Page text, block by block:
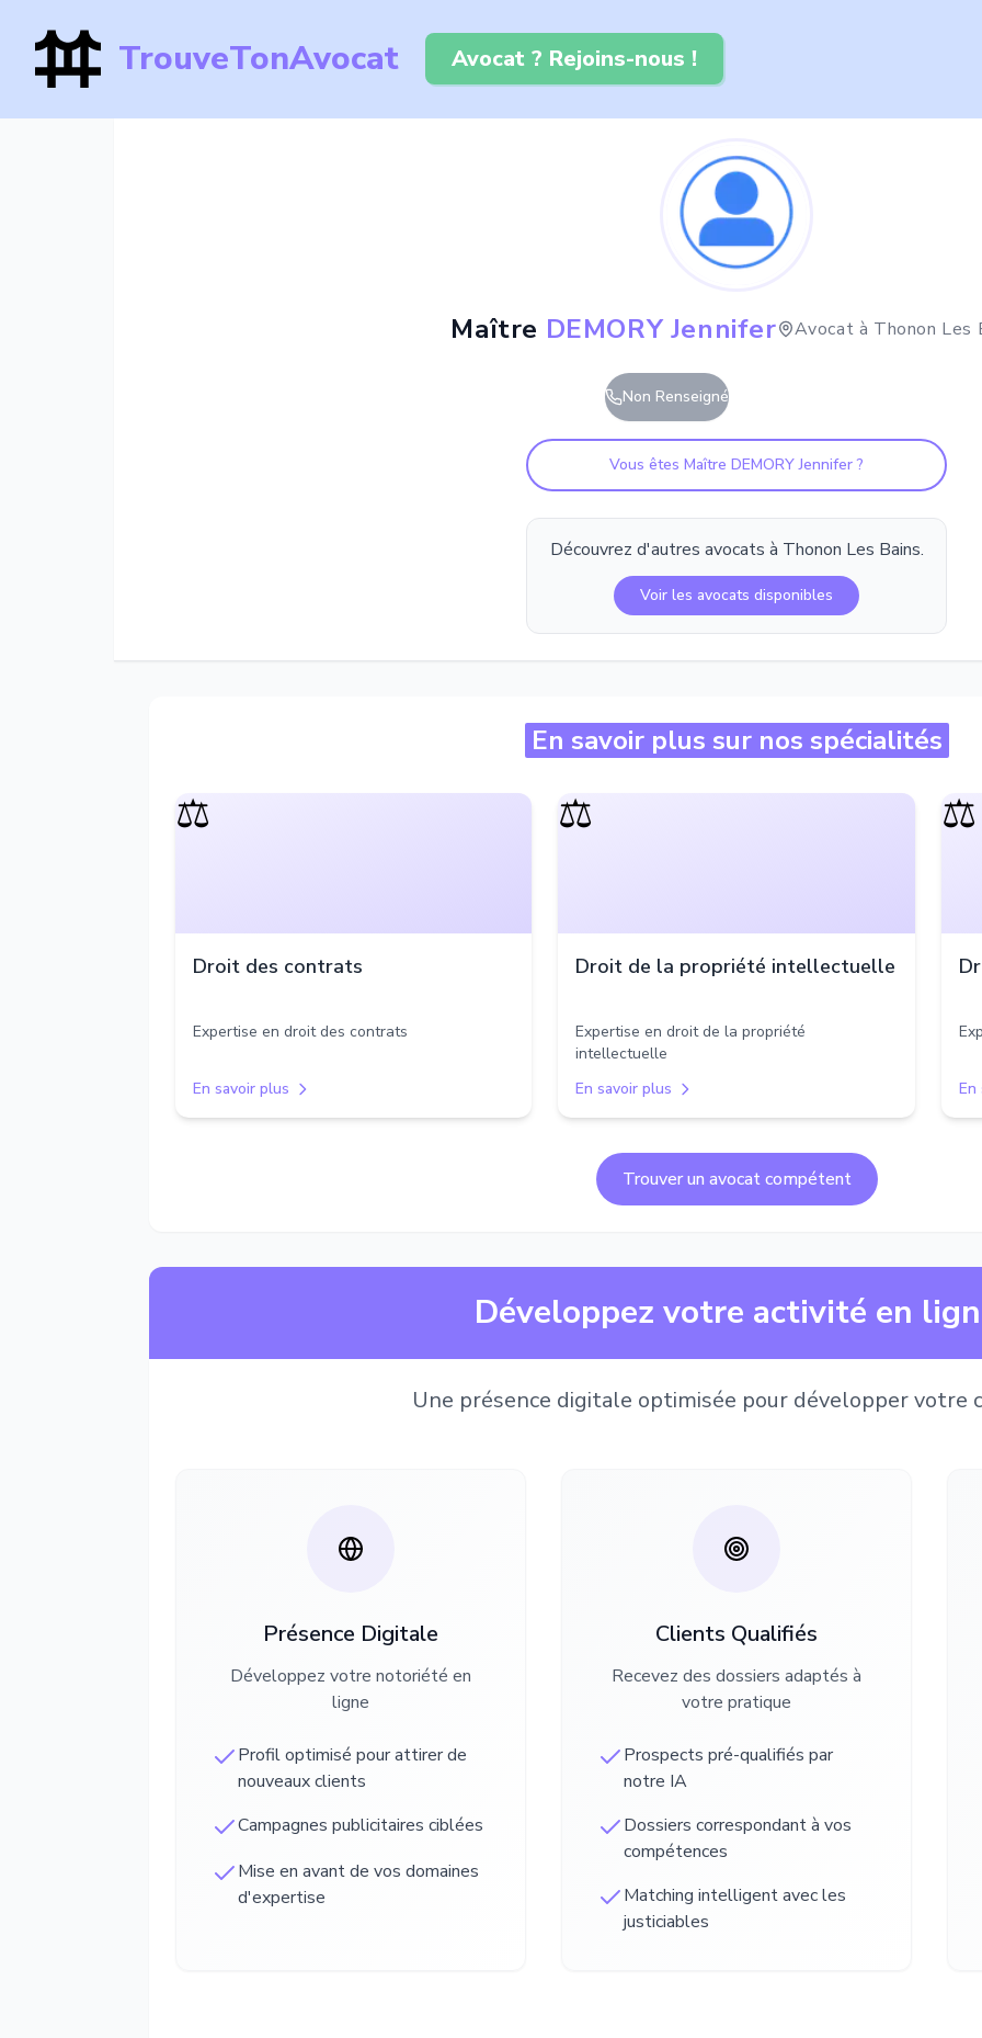
TrouveTonAvocat Avocat ? Rejoins-nous !
Maître DEMORY Jennifer Avocat à Thonon Les
Non Renseigné
Vous êtes Maître DEMORY Jennifer?
Découvrez d'autres avocats à Thonon Les Bains.
Voir les avocats disponibles
En savoir plus sur nos spécialités
⚖️
Droit des contrats
Expertise en droit des contrats
En savoir plus
⚖️
Droit de la propriété intellectuelle
Expertise en droit de la propriété
intellectuelle
En savoir plus
⚖️
En
Trouver un avocat compétent
Développez votre activité en
Une présence digitale optimisée pour développer votre
Présence Digitale
Développez votre notoriété en
ligne
Profil optimisé pour attirer de
nouveaux clients
Campagnes publicitaires ciblées
Mise en avant de vos domaines
d'expertise
Clients Qualifiés
Recevez des dossiers adaptés à
votre pratique
Prospects pré-qualifiés par
notre IA
Dossiers correspondant à vos
compétences
Matching intelligent avec les
justiciables